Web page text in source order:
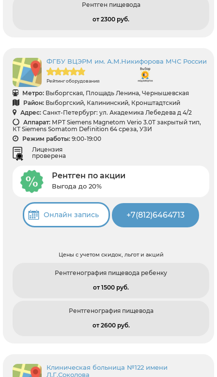
Рентген пищевода
от 2300 pуб.
ФГБУ ВЦЭРМ им. А.М.Никифорова МЧС России
Рейтинг оборудования
Метро: Выборгская, Площадь Ленина, Чернышевская
Район: Выборгский, Калининский, Кронштадтский
Адрес: Санкт-Петербург: ул. Академика Лебедева д 4/2
Аппарат: МРТ Siemens Magnetom Verio 3.0T закрытый тип,
КТ Siemens Somatom Definition 64 среза, УЗИ
Режим работы: 9:00-19:00
Лицензия
проверена
Рентген по акции
Выгода до 20%
Онлайн запись +7(812)6464713
Цены с учетом скидок, льгот и акций
Рентгенография пищевода ребенку
от 1500 pуб.
Рентгенография пищевода
от 2600 pуб.
Клиническая больница №122 имени
Л.Г.Соколова